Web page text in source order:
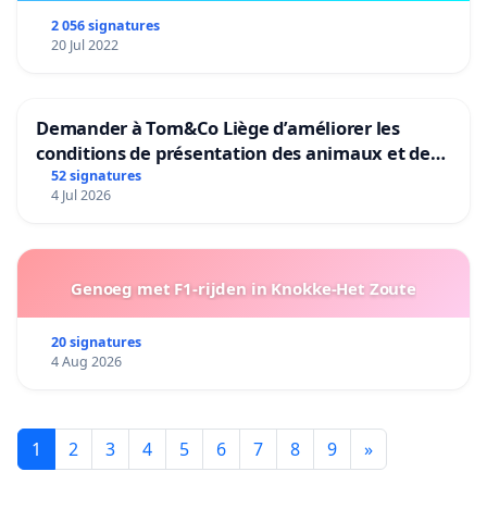
2 056 signatures
20 Jul 2022
Demander à Tom&Co Liège d’améliorer les
conditions de présentation des animaux et de
mettre fin à la vente d’animaux en magasin
52 signatures
4 Jul 2026
Genoeg met F1-rijden in Knokke-Het Zoute
20 signatures
4 Aug 2026
1 2 3 4 5 6 7 8 9 »